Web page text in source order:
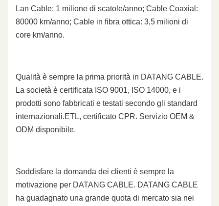
Lan Cable: 1 milione di scatole/anno; Cable Coaxial:
80000 km/anno; Cable in fibra ottica: 3,5 milioni di
core km/anno.
Qualità è sempre la prima priorità in DATANG CABLE.
La società è certificata ISO 9001, ISO 14000, e i
prodotti sono fabbricati e testati secondo gli standard
internazionali.ETL, certificato CPR. Servizio OEM &
ODM disponibile.
Soddisfare la domanda dei clienti è sempre la
motivazione per DATANG CABLE. DATANG CABLE
ha guadagnato una grande quota di mercato sia nei